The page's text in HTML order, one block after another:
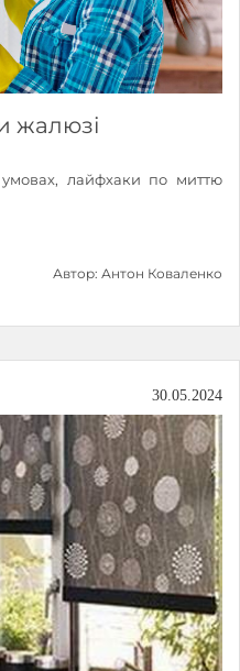
жалюзі
лайфхаки по миттю
Автор: Антон Коваленко
30.05.2024